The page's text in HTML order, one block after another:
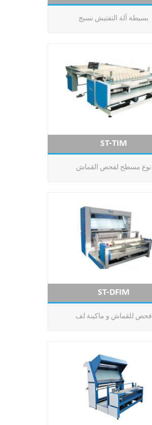
بسيطة آلة التفتيش نسيج
ST-TIM
نوع مسطح لفحص القماش
ST-DFIM
فحص للقماش و ماكينة لف